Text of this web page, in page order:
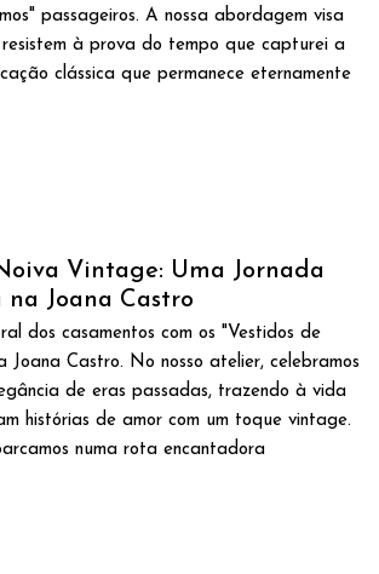
passageiros. A nossa abordagem visa
à prova do tempo que capturei a
clássica que permanece eternamente
Vintage: Uma Jornada
Joana Castro
dos casamentos com os "Vestidos de
Castro. No nosso atelier, celebramos
de eras passadas, trazendo à vida
histórias de amor com um toque vintage.
numa rota encantadora